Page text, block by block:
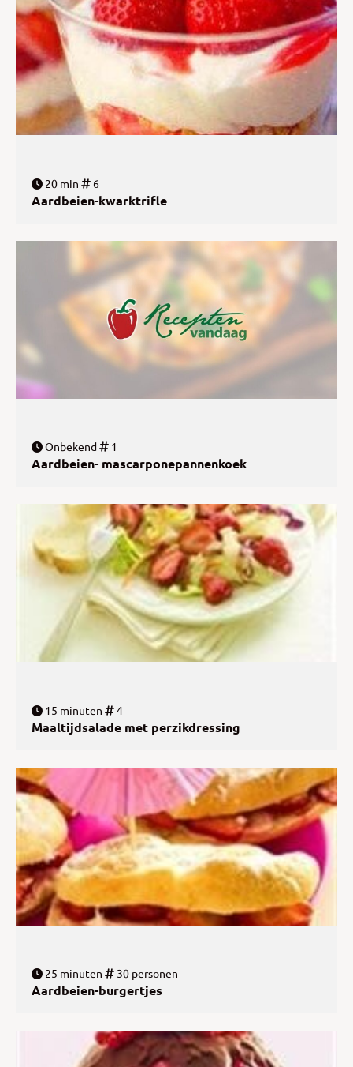
20 min 6
Aardbeien-kwarktrifle
Onbekend 1
Aardbeien- mascarponepannenkoek
15 minuten 4
Maaltijdsalade met perzikdressing
25 minuten 30 personen
Aardbeien-burgertjes